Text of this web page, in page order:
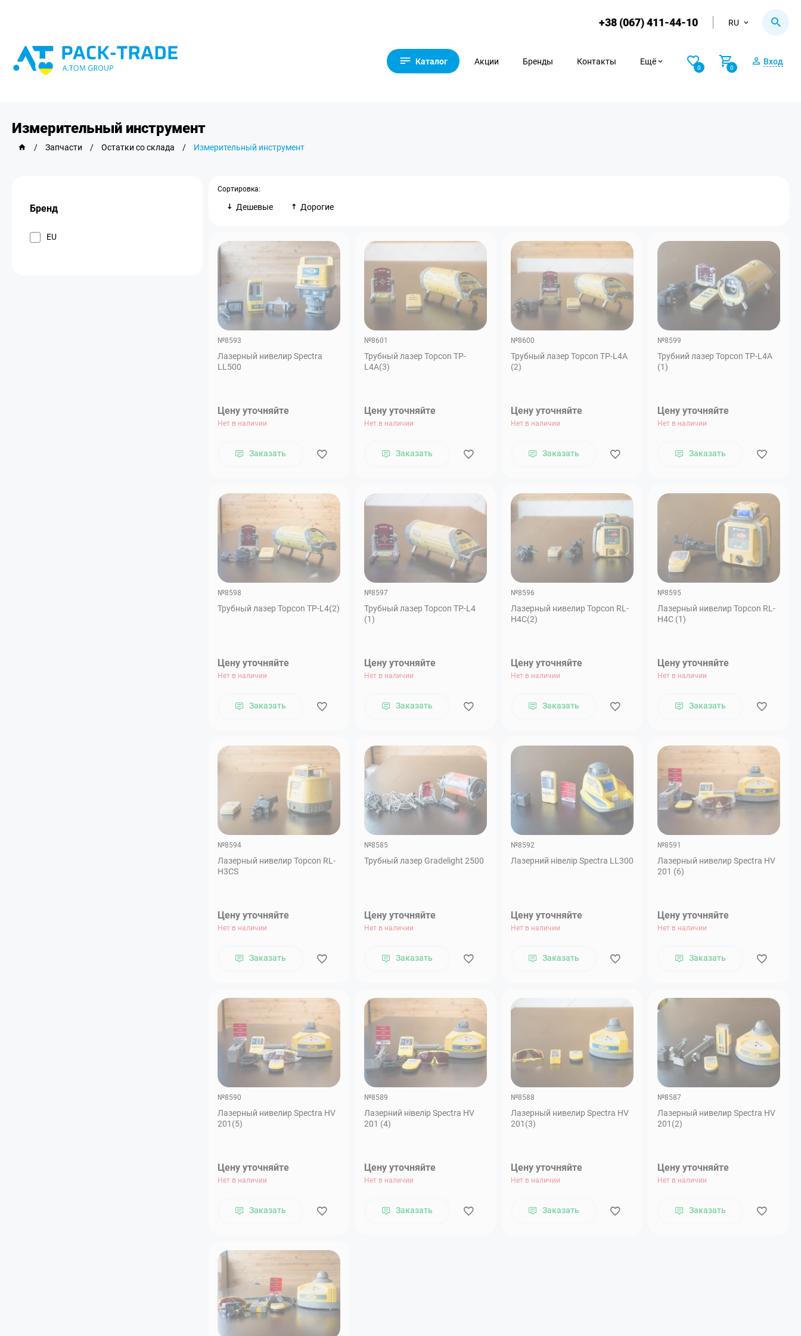
+38 (067) 411-44-10 RU
Каталог Акции Бренды Контакты Ещё
0 0
Вход
Измерительный инструмент
/ Запчасти / Остатки со склада / Измерительный инструмент
Бренд
EU
Сортировка:
Дешевые Дорогие
№8593
Лазерный нивелир Spectra
LL500
Цену уточняйте
Нет в наличии
Заказать
№8601
Трубный лазер Topcon TP-
L4A(3)
Цену уточняйте
Нет в наличии
Заказать
№8600
Трубный лазер Topcon TP-L4A
(2)
Цену уточняйте
Нет в наличии
Заказать
№8599
Трубний лазер Topcon TP-L4A
(1)
Цену уточняйте
Нет в наличии
Заказать
№8598
Трубный лазер Topcon TP-L4(2)
Цену уточняйте
Нет в наличии
Заказать
№8597
Трубный лазер Topcon TP-L4
(1)
Цену уточняйте
Нет в наличии
Заказать
№8596
Лазерный нивелир Topcon RL-
H4C(2)
Цену уточняйте
Нет в наличии
Заказать
№8595
Лазерный нивелир Topcon RL-
H4C (1)
Цену уточняйте
Нет в наличии
Заказать
№8594
Лазерный нивелир Topcon RL-
H3CS
Цену уточняйте
Нет в наличии
Заказать
№8585
Трубный лазер Gradelight 2500
Цену уточняйте
Нет в наличии
Заказать
№8592
Лазерний нівелір Spectra LL300
Цену уточняйте
Нет в наличии
Заказать
№8591
Лазерный нивелир Spectra HV
201 (6)
Цену уточняйте
Нет в наличии
Заказать
№8590
Лазерный нивелир Spectra HV
201(5)
Цену уточняйте
Нет в наличии
Заказать
№8589
Лазерний нівелір Spectra HV
201 (4)
Цену уточняйте
Нет в наличии
Заказать
№8588
Лазерный нивелир Spectra HV
201(3)
Цену уточняйте
Нет в наличии
Заказать
№8587
Лазерный нивелир Spectra HV
201(2)
Цену уточняйте
Нет в наличии
Заказать